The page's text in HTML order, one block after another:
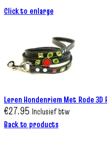
Click to enlarge
Leren Hondenriem Met Rode 3D
€27.95 Inclusief btw
Back to products